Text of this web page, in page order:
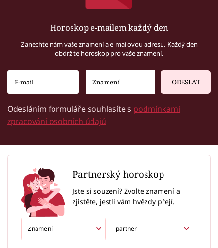
Horoskop e-mailem každý den
Zanechte nám vaše znamení a e-mailovou adresu. Každý den
obdržíte horoskop pro vaše znamení.
ODESLAT
Odesláním formuláře souhlasíte s podmínkami
zpracování osobních údajů
Partnerský horoskop
Jste si souzení? Zvolte znamení a
zjistěte, jestli vám hvězdy přejí.